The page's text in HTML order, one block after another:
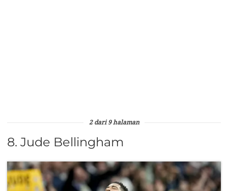
2 dari 9 halaman
8. Jude Bellingham